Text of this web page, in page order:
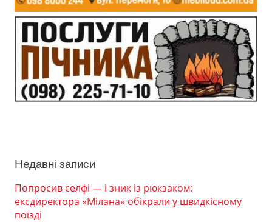
Недавні записи
Попросив селфі — і зник із рюкзаком:
ексдиректора «Мілана» обікрали у швидкісному
поїзді